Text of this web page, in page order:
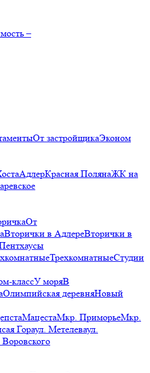
–
От застройщикаЭконом
АдлерКрасная ПолянаЖК на
От
Вторички в АдлереВторички в
ТрехкомнатныеСтудии
классУ моряВ
Олимпийская деревняНовый
МацестаМкр. ПриморьеМкр.
Гораул. Метелеваул.
Воровского